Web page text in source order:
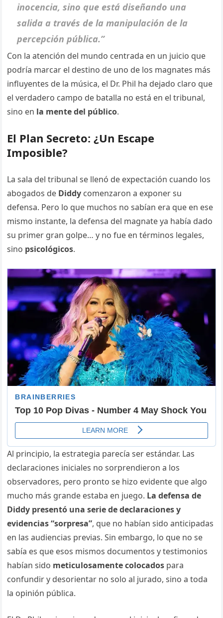
inocencia, sino que está diseñando una
salida a través de la manipulación de la
percepción pública.”
Con la atención del mundo centrada en un juicio que
podría marcar el destino de uno de los magnates más
influyentes de la música, el Dr. Phil ha dejado claro que
el verdadero campo de batalla no está en el tribunal,
sino en la mente del público.
El Plan Secreto: ¿Un Escape
Imposible?
La sala del tribunal se llenó de expectación cuando los
abogados de Diddy comenzaron a exponer su
defensa. Pero lo que muchos no sabían era que en ese
mismo instante, la defensa del magnate ya había dado
su primer gran golpe… y no fue en términos legales,
sino psicológicos.
Al principio, la estrategia parecía ser estándar. Las
declaraciones iniciales no sorprendieron a los
observadores, pero pronto se hizo evidente que algo
mucho más grande estaba en juego. La defensa de
Diddy presentó una serie de declaraciones y
evidencias “sorpresa”, que no habían sido anticipadas
en las audiencias previas. Sin embargo, lo que no se
sabía es que esos mismos documentos y testimonios
habían sido meticulosamente colocados para
confundir y desorientar no solo al jurado, sino a toda
la opinión pública.